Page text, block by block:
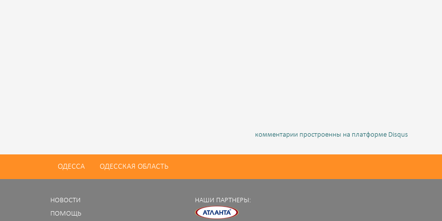
комментарии простроенны на платформе Disqus
ОДЕССА ОДЕССКАЯ ОБЛАСТЬ
НОВОСТИ
ПОМОЩЬ
НАШИ ПАРТНЕРЫ: